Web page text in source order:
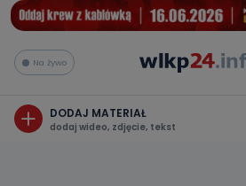
Na żywo
DODAJ MATERIAŁ
dodaj wideo, zdjęcie, tekst